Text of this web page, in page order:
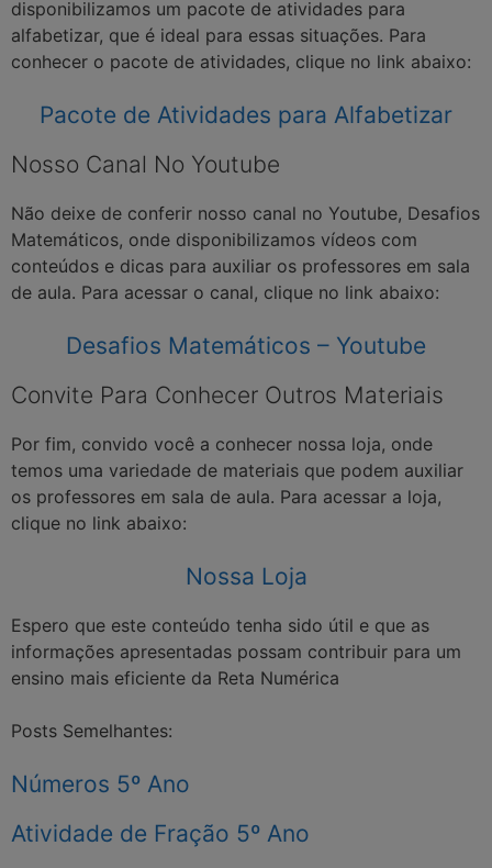
disponibilizamos um pacote de atividades para
alfabetizar, que é ideal para essas situações. Para
conhecer o pacote de atividades, clique no link abaixo:
Pacote de Atividades para Alfabetizar
Nosso Canal No Youtube
Não deixe de conferir nosso canal no Youtube, Desafios
Matemáticos, onde disponibilizamos vídeos com
conteúdos e dicas para auxiliar os professores em sala
de aula. Para acessar o canal, clique no link abaixo:
Desafios Matemáticos – Youtube
Convite Para Conhecer Outros Materiais
Por fim, convido você a conhecer nossa loja, onde
temos uma variedade de materiais que podem auxiliar
os professores em sala de aula. Para acessar a loja,
clique no link abaixo:
Nossa Loja
Espero que este conteúdo tenha sido útil e que as
informações apresentadas possam contribuir para um
ensino mais eficiente da Reta Numérica
Posts Semelhantes:
Números 5º Ano
Atividade de Fração 5º Ano